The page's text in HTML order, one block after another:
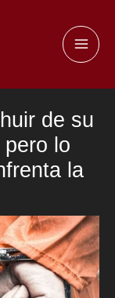
de su
lo
la